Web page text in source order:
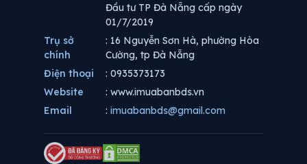
Đầu tư TP Đà Nẵng cấp ngày
01/7/2019
Trụ sở
chính
: 16 Nguyễn Sơn Hà, phường Hòa
Cường, tp Đà Nẵng
Điện thoại
: 0935373173
Website
: www.imuabanbds.vn
Email
: imuabanbds@gmail.com